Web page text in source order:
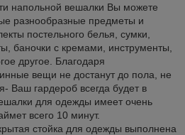
напольной вешалки Вы можете
разнообразные предметы и
постельного белья, сумки,
баночки с кремами, инструменты,
другое. Благодаря
вещи не достанут до пола, не
Ваш гардероб всегда будет в
для одежды имеет очень
всего 10 минут.
стойка для одежды выполнена